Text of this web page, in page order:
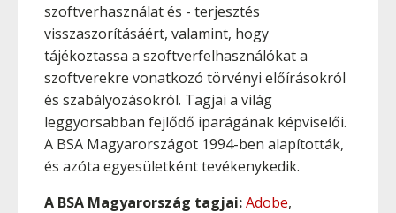
szoftverhasználat és - terjesztés
visszaszorításáért, valamint, hogy
tájékoztassa a szoftverfelhasználókat a
szoftverekre vonatkozó törvényi előírásokról
és szabályozásokról. Tagjai a világ
leggyorsabban fejlődő iparágának képviselői.
A BSA Magyarországot 1994-ben alapították,
és azóta egyesületként tevékenykedik.
A BSA Magyarország tagjai:Adobe,